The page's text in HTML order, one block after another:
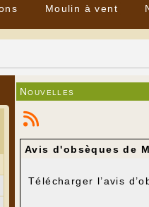
Moulin à vent
Nouvelles
Avis d'obsèques de
Télécharger l’avis